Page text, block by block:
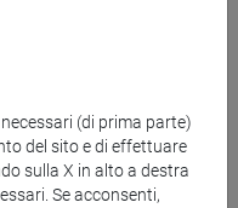
(di prima parte)
del sito e di effettuare
sulla X in alto a destra
Se acconsenti,